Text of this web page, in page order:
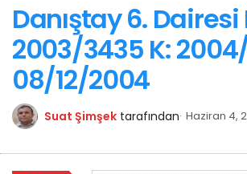
Danıştay 6. Dairesi
2003/3435 K:
08/12/2004
Suat Şimşek tarafından Haziran 4,